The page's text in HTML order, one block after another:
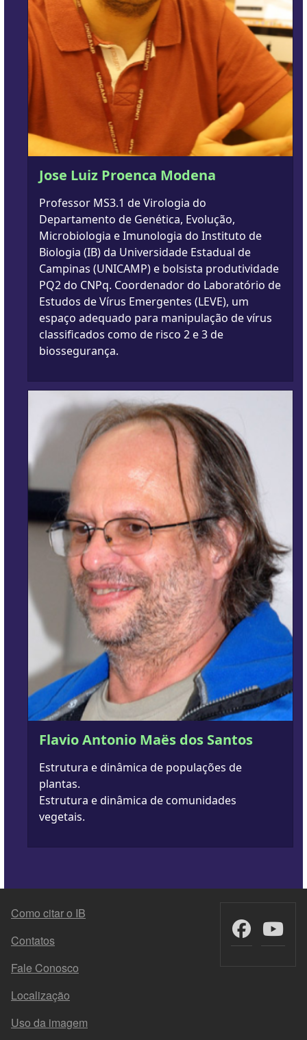
Jose Luiz Proenca Modena
Professor MS3.1 de Virologia do
Departamento de Genética, Evolução,
Microbiologia e Imunologia do Instituto de
Biologia (IB) da Universidade Estadual de
Campinas (UNICAMP) e bolsista produtividade
PQ2 do CNPq. Coordenador do Laboratório de
Estudos de Vírus Emergentes (LEVE), um
espaço adequado para manipulação de vírus
classificados como de risco 2 e 3 de
biossegurança.
Flavio Antonio Maës dos Santos
Estrutura e dinâmica de populações de
plantas.
Estrutura e dinâmica de comunidades
vegetais.
FOOTER MENU
Como citar o IB
Contatos
Fale Conosco
Localização
Uso da imagem